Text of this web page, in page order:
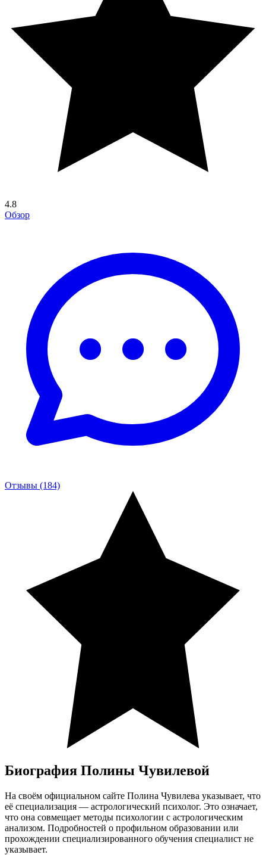
4.8
Обзор
Отзывы (184)
Биография Полины Чувилевой
На своём официальном сайте Полина Чувилева указывает, что
её специализация — астрологический психолог. Это означает,
что она совмещает методы психологии с астрологическим
анализом. Подробностей о профильном образовании или
прохождении специализированного обучения специалист не
указывает.